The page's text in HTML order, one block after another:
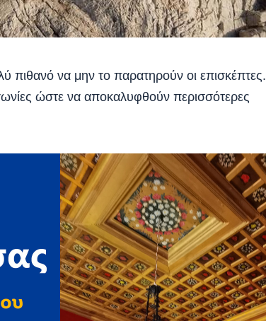
πιθανό να μην το παρατηρούν οι επισκέπτες.
ώστε να αποκαλυφθούν περισσότερες